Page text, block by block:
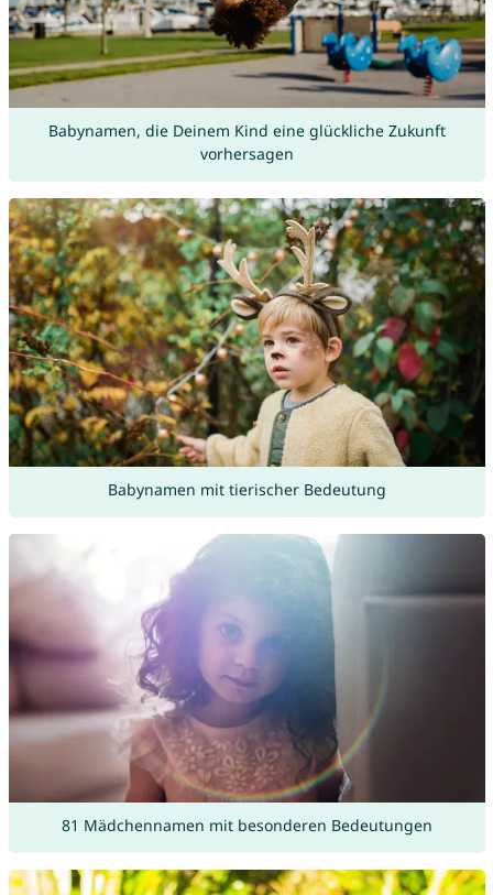
Babynamen, die Deinem Kind eine glückliche Zukunft
vorhersagen
Babynamen mit tierischer Bedeutung
81 Mädchennamen mit besonderen Bedeutungen